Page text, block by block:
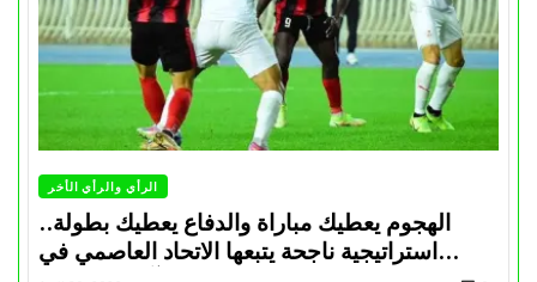
الرأي والرأي الأخر
الهجوم يعطيك مباراة والدفاع يعطيك بطولة..
استراتيجية ناجحة يتبعها الاتحاد العاصمي في